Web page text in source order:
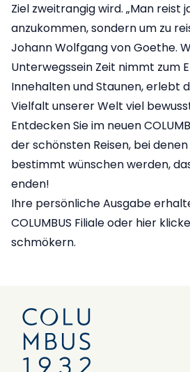
Ziel zweitrangig wird. „Man reist
anzukommen, sondern um zu
Johann Wolfgang von Goethe.
Unterwegssein Zeit nimmt zum
Innehalten und Staunen, erlebt
Vielfalt unserer Welt viel
Entdecken Sie im neuen
der schönsten Reisen, bei denen
bestimmt wünschen werden,
enden!
Ihre persönliche Ausgabe
COLUMBUS Filialeoder hier
schmökern.